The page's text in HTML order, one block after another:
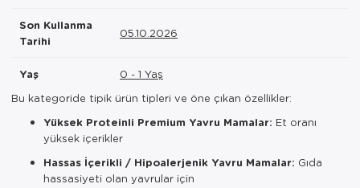
Son Kullanma
Tarihi
05.10.2026
Yaş
0 - 1 Yaş
Bu kategoride tipik ürün tipleri ve öne çıkan özellikler:
Yüksek Proteinli Premium Yavru Mamalar: Et oranı
yüksek içerikler
Hassas İçerikli / Hipoalerjenik Yavru Mamalar: Gıda
hassasiyeti olan yavrular için